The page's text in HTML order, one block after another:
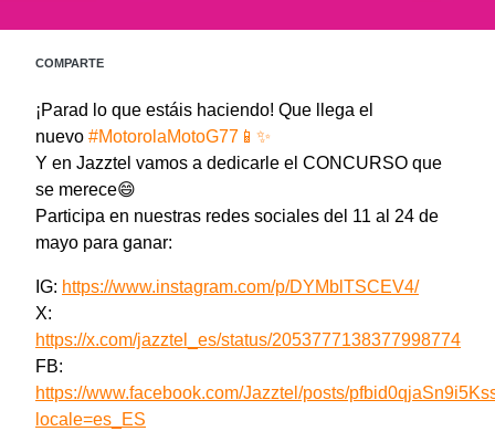
COMPARTE
¡Parad lo que estáis haciendo! Que llega el
nuevo #MotorolaMotoG77📱✨
Y en Jazztel vamos a dedicarle el CONCURSO que
se merece😄
Participa en nuestras redes sociales del 11 al 24 de
mayo para ganar:
IG: https://www.instagram.com/p/DYMblTSCEV4/
X:
https://x.com/jazztel_es/status/2053777138377998774
FB:
https://www.facebook.com/Jazztel/posts/
locale=es_ES